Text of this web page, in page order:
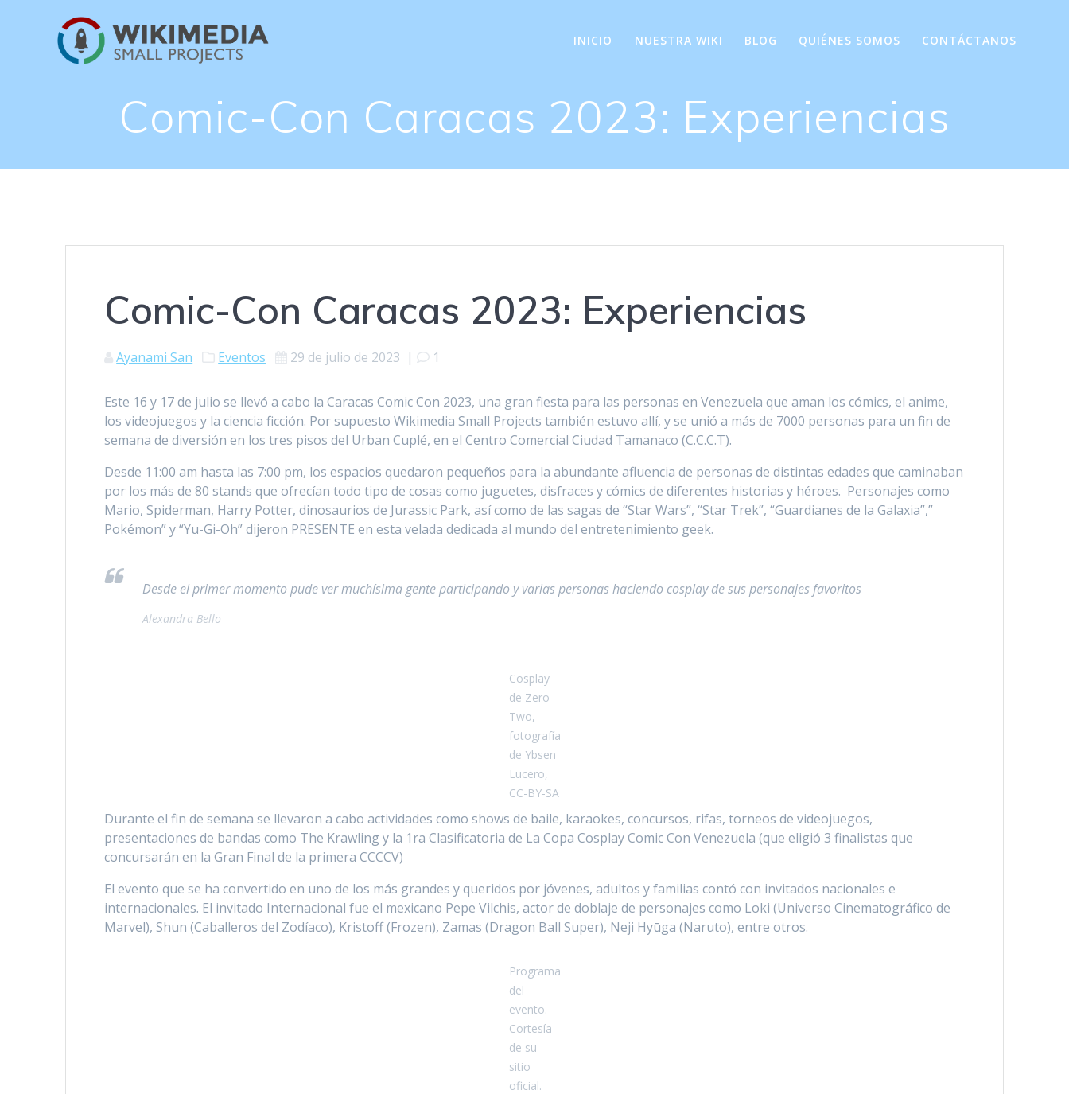
contenido
INICIO NUESTRA WIKI BLOG QUIÉNES SOMOS CONTÁCTANOS
Comic-Con Caracas 2023: Experiencias
Comic-Con Caracas 2023: Experiencias
Ayanami San Eventos 29 de julio de 2023 | 1
Este 16 y 17 de julio se llevó a cabo la Caracas Comic Con 2023, una gran fiesta para las personas en Venezuela que aman los cómics, el anime,
los videojuegos y la ciencia ficción. Por supuesto Wikimedia Small Projects también estuvo allí, y se unió a más de 7000 personas para un fin de
semana de diversión en los tres pisos del Urban Cuplé, en el Centro Comercial Ciudad Tamanaco (C.C.C.T).
Desde 11:00 am hasta las 7:00 pm, los espacios quedaron pequeños para la abundante afluencia de personas de distintas edades que caminaban
por los más de 80 stands que ofrecían todo tipo de cosas como juguetes, disfraces y cómics de diferentes historias y héroes. Personajes como
Mario, Spiderman, Harry Potter, dinosaurios de Jurassic Park, así como de las sagas de “Star Wars”, “Star Trek”, “Guardianes de la Galaxia”,”
Pokémon” y “Yu-Gi-Oh” dijeron PRESENTE en esta velada dedicada al mundo del entretenimiento geek.
Desde el primer momento pude ver muchísima gente participando y varias personas haciendo cosplay de sus personajes favoritos
Alexandra Bello
Cosplay
de Zero
Two,
fotografía
de Ybsen
Lucero,
CC-BY-SA
Durante el fin de semana se llevaron a cabo actividades como shows de baile, karaokes, concursos, rifas, torneos de videojuegos,
presentaciones de bandas como The Krawling y la 1ra Clasificatoria de La Copa Cosplay Comic Con Venezuela (que eligió 3 finalistas que
concursarán en la Gran Final de la primera CCCCV)
El evento que se ha convertido en uno de los más grandes y queridos por jóvenes, adultos y familias contó con invitados nacionales e
internacionales. El invitado Internacional fue el mexicano Pepe Vilchis, actor de doblaje de personajes como Loki (Universo Cinematográfico de
Marvel), Shun (Caballeros del Zodíaco), Kristoff (Frozen), Zamas (Dragon Ball Super), Neji Hyūga (Naruto), entre otros.
Programa
del
evento.
Cortesía
de su
sitio
oficial.